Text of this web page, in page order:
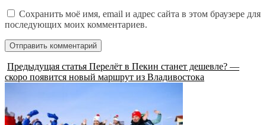
Сохранить моё имя, email и адрес сайта в этом браузере для
последующих моих комментариев.
Предыдущая статья Перелёт в Пекин станет дешевле? —
скоро появится новый маршрут из Владивостока